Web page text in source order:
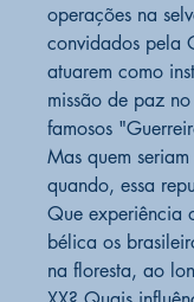
operações na
convidados pela
atuarem como
missão de paz
famosos
Mas quem
quando, essa
Que experiência
bélica os
na floresta, ao